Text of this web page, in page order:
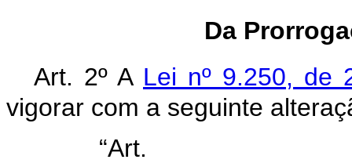
Da
Art. 2º A Lei nº 9.250, de
vigorar com a seguinte